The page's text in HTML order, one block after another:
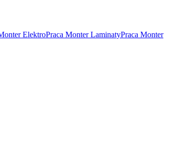
ElektroPraca Monter LaminatyPraca Monter